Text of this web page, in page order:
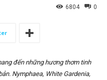
0
6804
đến những hương thơm tinh
Nymphaea, White Gardenia,